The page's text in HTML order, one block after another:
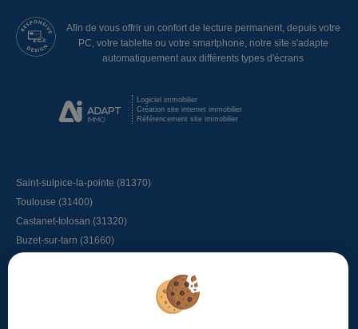
Afin de vous offrir un confort de lecture permanent, depuis votre
PC, votre tablette ou votre smartphone, notre site s'adapte
automatiquement aux différents types d'écrans
Logiciel immobilier
Création site internet immobilier
Référencement site immobilier
Saint-sulpice-la-pointe (81370)
Toulouse (31400)
Castanet-tolosan (31320)
Buzet-sur-tarn (31660)